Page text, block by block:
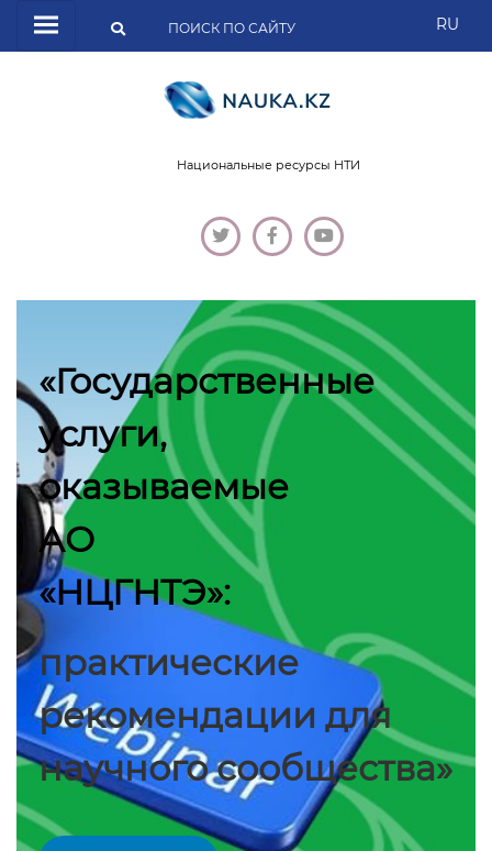
RU
Национальные ресурсы НТИ
«Государственные
услуги,
оказываемые
АО
«НЦГНТЭ»:
практические
рекомендации для
научного сообщества»